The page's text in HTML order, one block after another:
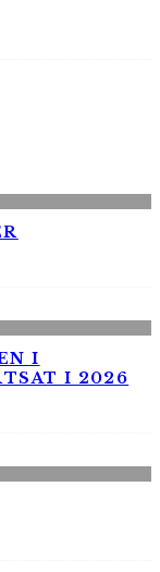
I
I 2026